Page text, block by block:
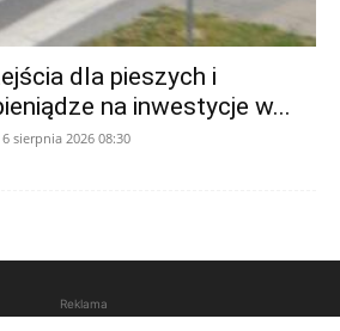
dla pieszych i
na inwestycje w...
6 sierpnia 2026 08:30
Reklama